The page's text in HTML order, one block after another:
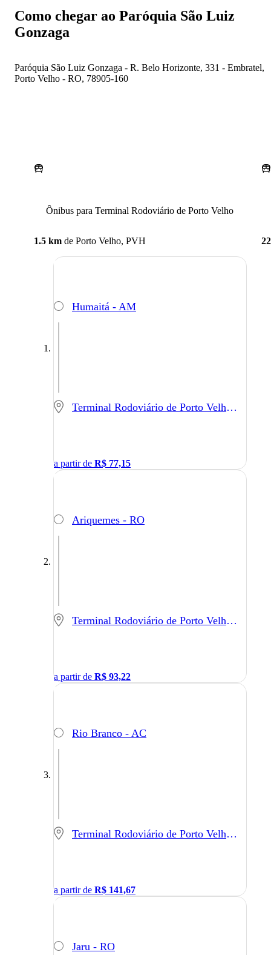
Como chegar ao Paróquia São Luiz
Gonzaga
Paróquia São Luiz Gonzaga - R. Belo Horizonte, 331 - Embratel,
Porto Velho - RO, 78905-160
Ônibus para Terminal Rodoviário de Porto Velho
1.5 km de Porto Velho, PVH
Humaitá - AM
Terminal Rodoviário de Porto Velho - Porto Velho - RO
a partir de R$ 77,15
Ariquemes - RO
Terminal Rodoviário de Porto Velho - Porto Velho - RO
a partir de R$ 93,22
Rio Branco - AC
Terminal Rodoviário de Porto Velho - Porto Velho - RO
a partir de R$ 141,67
Jaru - RO